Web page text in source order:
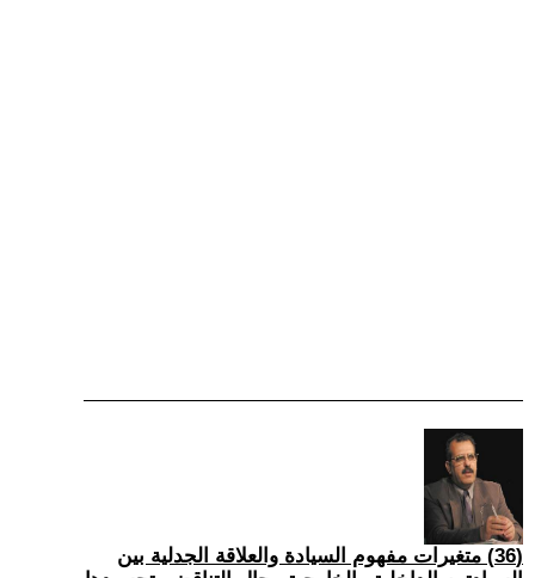
(36) متغيرات مفهوم السيادة والعلاقة الجدلية بين